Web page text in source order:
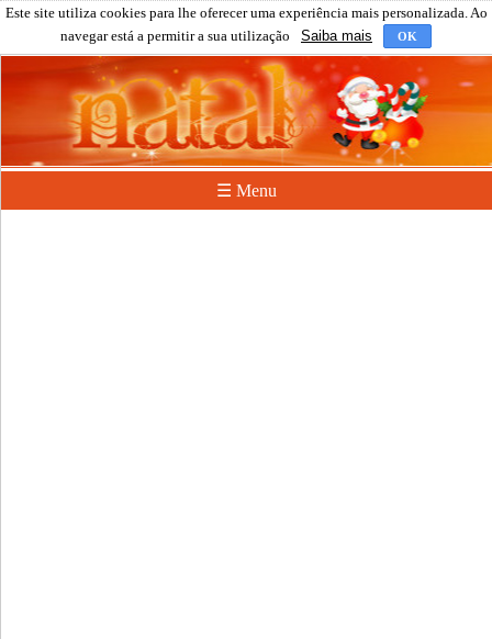
Este site utiliza cookies para lhe oferecer uma experiência mais personalizada. Ao
navegar está a permitir a sua utilização
Saiba mais OK
☰ Menu